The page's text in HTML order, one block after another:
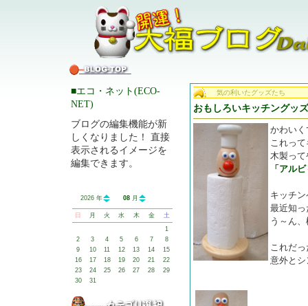
■エコ・ネット(ECO-
NET)
ブログの編集機能が新
しくなりました！ 直接
表示されるイメージを
編集できます。
2026 年 08 月
日 月 火 水 木 金
土
1
2
3 4 5 6 7
8
9
10 11 12 13 14
15
16
17 18 19 20 21
22
23
24 25 26 27 28
29
30
31
気の利いたグッズたち
おもしろいキッチングッズ
かわい
これっ
木製っ
「アル
キッチ
最近知
う～ん
これだ
意外と